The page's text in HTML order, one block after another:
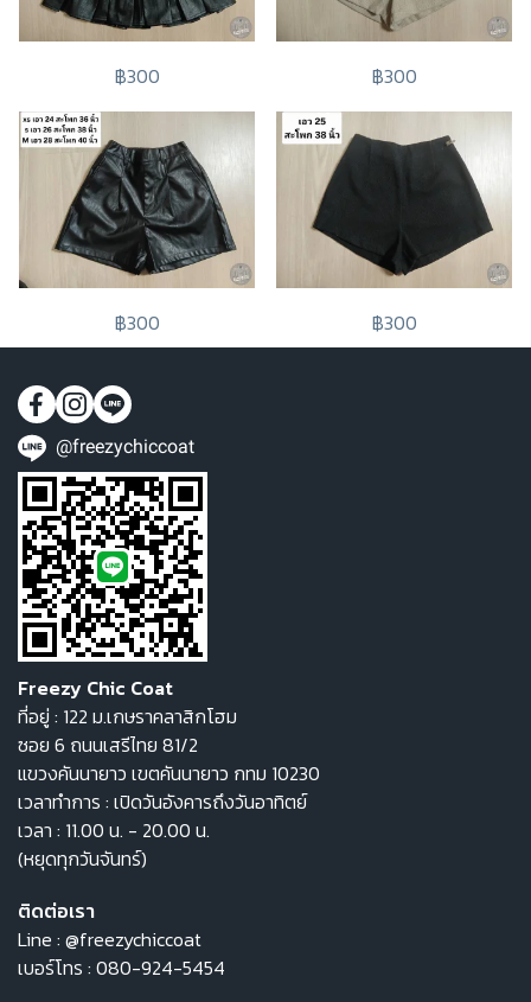
฿300 ฿300
฿300 ฿300
@freezychiccoat
Freezy Chic Coat
ที่อยู่ : 122 ม.เกษราคลาสิกโฮม
ซอย 6 ถนนเสรีไทย 81/2
แขวงคันนายาว เขตคันนายาว กทม 10230
เวลาทำการ : เปิดวันอังคารถึงวันอาทิตย์
เวลา : 11.00 น. - 20.00 น.
(หยุดทุกวันจันทร์)
ติดต่อเรา
Line : @freezychiccoat
เบอร์โทร : 080-924-5454